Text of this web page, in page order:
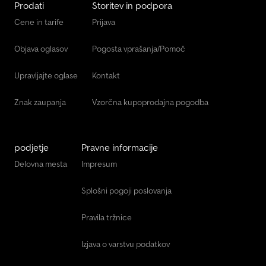
Prodati
Cene in tarife
Objava oglasov
Upravljajte oglase
Znak zaupanja
Storitev in podpora
Prijava
Pogosta vprašanja/Pomoč
Kontakt
Vzorčna kupoprodajna pogodba
podjetje
Delovna mesta
Pravne informacije
Impresum
Splošni pogoji poslovanja
Pravila tržnice
Izjava o varstvu podatkov